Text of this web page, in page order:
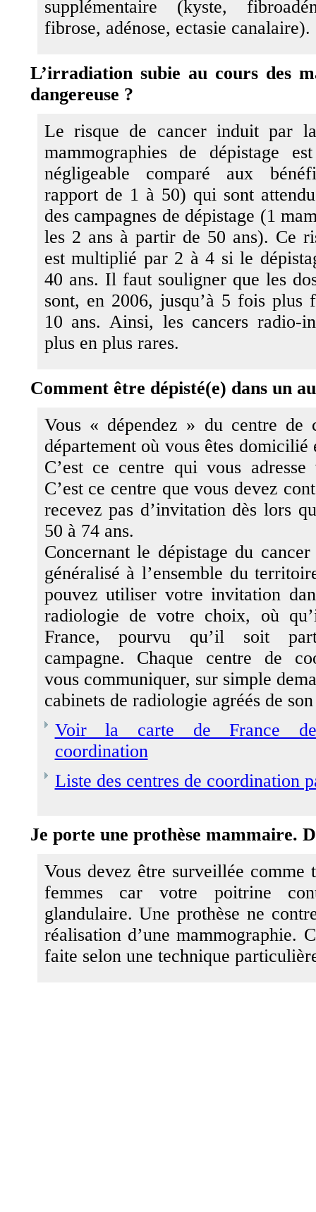
supplémentaire (kyste,
fibrose, adénose, ectasie canalaire).
L’irradiation subie au cours des
dangereuse ?
Le risque de cancer induit par
mammographies de dépistage
négligeable comparé aux
rapport de 1 à 50) qui sont
des campagnes de dépistage (1
les 2 ans à partir de 50 ans). Ce
est multiplié par 2 à 4 si le
40 ans. Il faut souligner que les
sont, en 2006, jusqu’à 5 fois plus
10 ans. Ainsi, les cancers radio-
plus en plus rares.
Comment être dépisté(e) dans un
Vous « dépendez » du centre de
département où vous êtes domicilié
C’est ce centre qui vous
C’est ce centre que vous devez
recevez pas d’invitation dès lors
50 à 74 ans.
Concernant le dépistage du
généralisé à l’ensemble du
pouvez utiliser votre invitation
radiologie de votre choix, où
France, pourvu qu’il soit
campagne. Chaque centre de
vous communiquer, sur simple
cabinets de radiologie agréés de
Voir la carte de France
coordination
Liste des centres de coordination
Je porte une prothèse mammaire.
Vous devez être surveillée comme
femmes car votre poitrine
glandulaire. Une prothèse ne
réalisation d’une mammographie.
faite selon une technique